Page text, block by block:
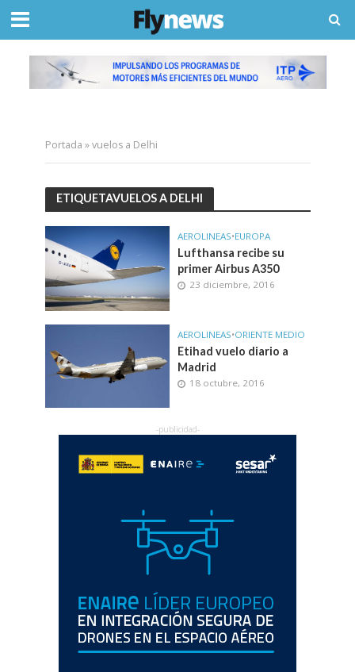
Portada »vuelos a Delhi
ETIQUETAVUELOS A DELHI
AEROLINEAS•EUROPA
Lufthansa recibe su
primer Airbus A350
23 diciembre, 2016
AEROLINEAS•ORIENTE MEDIO
Etihad vuelo diario a
Madrid
18 octubre, 2016